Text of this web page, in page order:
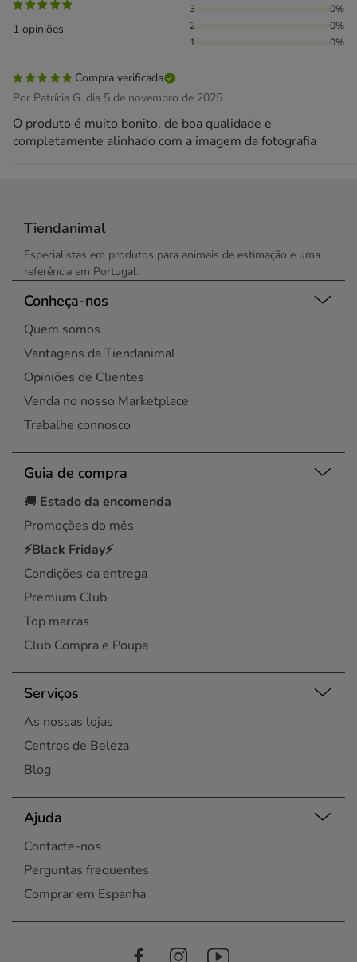
1 opiniões
3
0%
2
0%
1
0%
Compra verificada
Por Patrícia G. dia 5 de novembro de 2025
O produto é muito bonito, de boa qualidade e
completamente alinhado com a imagem da fotografia
Tiendanimal
Especialistas em produtos para animais de estimação e uma
referência em Portugal.
Conheça-nos
Quem somos
Vantagens da Tiendanimal
Opiniões de Clientes
Venda no nosso Marketplace
Trabalhe connosco
Guia de compra
🚚 Estado da encomenda
Promoções do mês
⚡Black Friday⚡
Condições da entrega
Premium Club
Top marcas
Club Compra e Poupa
Serviços
As nossas lojas
Centros de Beleza
Blog
Ajuda
Contacte-nos
Perguntas frequentes
Comprar em Espanha